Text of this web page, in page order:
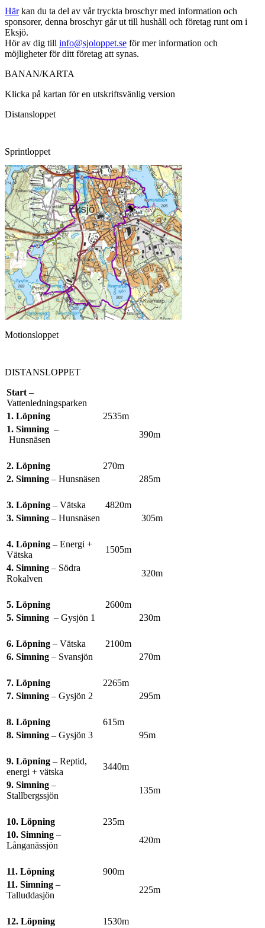
Härkan du ta del av vår tryckta broschyr med information och
sponsorer, denna broschyr går ut till hushåll och företag runt om i
Eksjö.
Hör av dig till info@sjoloppet.se för mer information och
möjligheter för ditt företag att synas.
BANAN/KARTA
Klicka på kartan för en utskriftsvänlig version
Distansloppet
Sprintloppet
Motionsloppet
DISTANSLOPPET
Start –
Vattenledningsparken
1. Löpning
2535m
1. Simning –
Hunsnäsen
390m
2. Löpning
270m
2. Simning – Hunsnäsen 285m
3. Löpning – Vätska
4820m
3. Simning – Hunsnäsen 305m
4. Löpning – Energi +
Vätska
1505m
4. Simning – Södra
Rokalven
320m
5. Löpning
2600m
5. Simning – Gysjön 1 230m
6. Löpning – Vätska
2100m
6. Simning – Svansjön 270m
7. Löpning
2265m
7. Simning – Gysjön 2 295m
8. Löpning
615m
8. Simning –Gysjön 3 95m
9. Löpning – Reptid,
energi + vätska
3440m
9. Simning –
Stallbergssjön
135m
10. Löpning
235m
10. Simning –
Långanässjön
420m
11. Löpning
900m
11. Simning –
Talluddasjön
225m
12. Löpning
1530m